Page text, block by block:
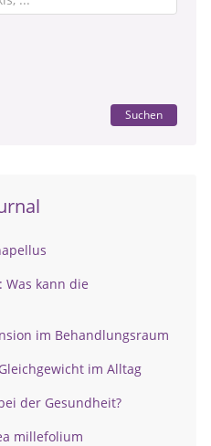
Suchen
kann die
im Behandlungsraum
im Alltag
der Gesundheit?
millefolium